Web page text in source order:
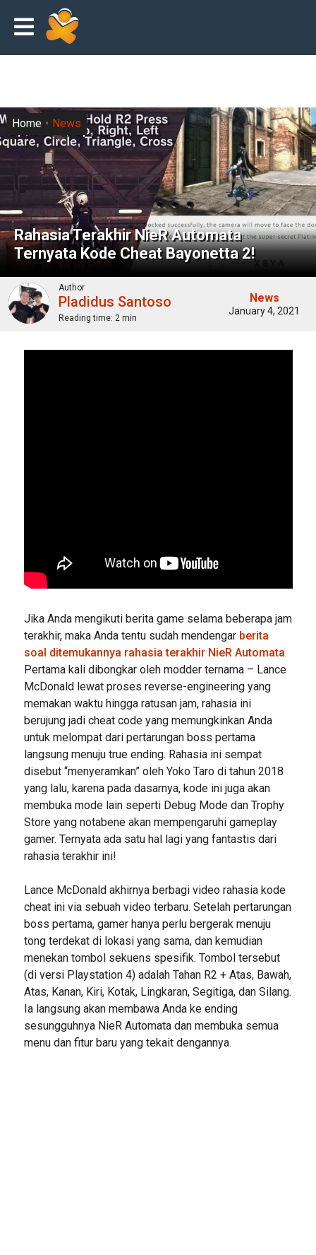
Rahasia Terakhir NieR Automata
Ternyata Kode Cheat Bayonetta 2!
Home News
Author
Pladidus Santoso
Reading time: 2 min
News
January 4, 2021
Jika Anda mengikuti berita game selama beberapa jam
terakhir, maka Anda tentu sudah mendengar berita
soal ditemukannya rahasia terakhir NieR Automata.
Pertama kali dibongkar oleh modder ternama – Lance
McDonald lewat proses reverse-engineering yang
memakan waktu hingga ratusan jam, rahasia ini
berujung jadi cheat code yang memungkinkan Anda
untuk melompat dari pertarungan boss pertama
langsung menuju true ending. Rahasia ini sempat
disebut “menyeramkan” oleh Yoko Taro di tahun 2018
yang lalu, karena pada dasarnya, kode ini juga akan
membuka mode lain seperti Debug Mode dan Trophy
Store yang notabene akan mempengaruhi gameplay
gamer. Ternyata ada satu hal lagi yang fantastis dari
rahasia terakhir ini!
Lance McDonald akhirnya berbagi video rahasia kode
cheat ini via sebuah video terbaru. Setelah pertarungan
boss pertama, gamer hanya perlu bergerak menuju
tong terdekat di lokasi yang sama, dan kemudian
menekan tombol sekuens spesifik. Tombol tersebut
(di versi Playstation 4) adalah Tahan R2 + Atas, Bawah,
Atas, Kanan, Kiri, Kotak, Lingkaran, Segitiga, dan Silang.
Ia langsung akan membawa Anda ke ending
sesungguhnya NieR Automata dan membuka semua
menu dan fitur baru yang tekait dengannya.